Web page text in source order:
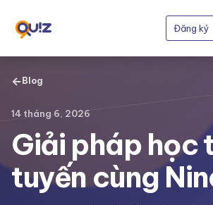
Đăng ký
← Blog
14 tháng 6, 2026
Giải pháp học
tuyến cùng